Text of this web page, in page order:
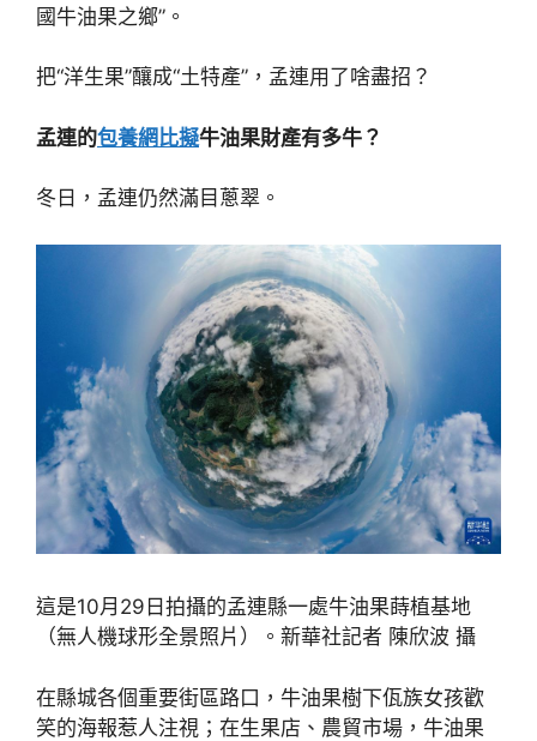
國牛油果之鄉”。
把“洋生果”釀成“土特產”，孟連用了啥盡招？
孟連的包養網比擬牛油果財產有多牛？
冬日，孟連仍然滿目蔥翠。
這是10月29日拍攝的孟連縣一處牛油果蒔植基地
（無人機球形全景照片）。新華社記者 陳欣波 攝
在縣城各個重要街區路口，牛油果樹下佤族女孩歡
笑的海報惹人注視；在生果店、農貿市場，牛油果